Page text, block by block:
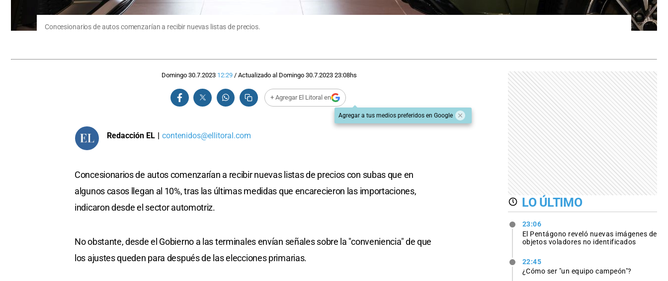
Concesionarios de autos comenzarían a recibir nuevas listas de precios.
Domingo 30.7.2023 12:29/ Actualizado al Domingo 30.7.2023 23:08hs
+ Agregar El Litoral en
Agregar a tus medios preferidos en Google
Redacción EL | contenidos@ellitoral.com
Concesionarios de autos comenzarían a recibir nuevas listas de precios con subas que en
algunos casos llegan al 10%, tras las últimas medidas que encarecieron las importaciones,
indicaron desde el sector automotriz.
No obstante, desde el Gobierno a las terminales envían señales sobre la "conveniencia" de que
los ajustes queden para después de las elecciones primarias.
LO ÚLTIMO
23:06
El Pentágono reveló nuevas imágenes de
objetos voladores no identificados
22:45
¿Cómo ser "un equipo campeón"?